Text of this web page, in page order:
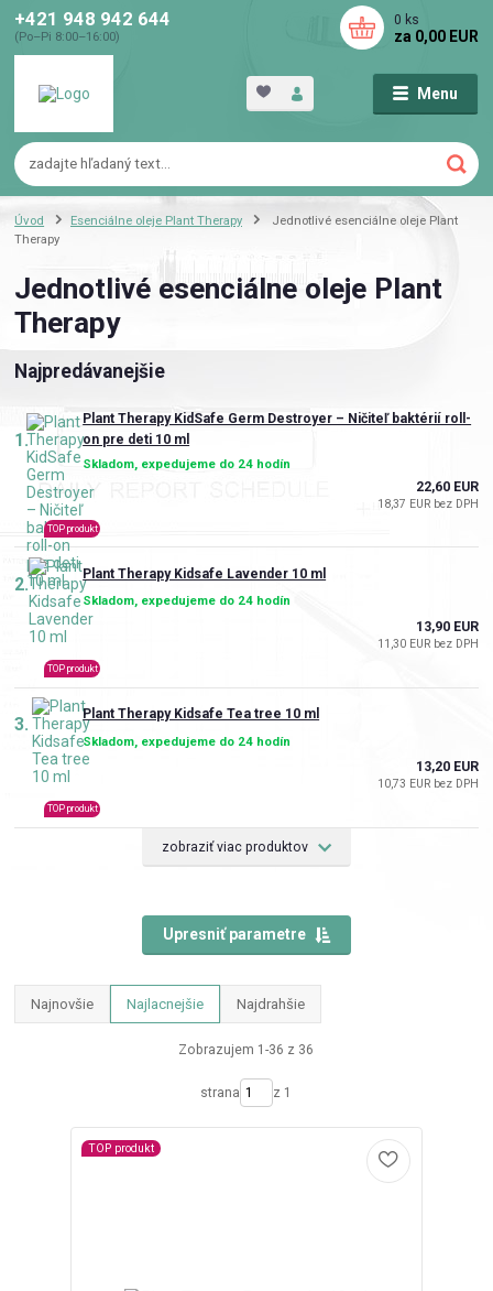
Menu
+421 948 942 644
(Po–Pi 8:00–16:00)
0 ks
za 0,00 EUR
Úvod Esenciálne oleje Plant Therapy
Jednotlivé esenciálne oleje Plant
Therapy
Jednotlivé esenciálne oleje Plant
Therapy
Najpredávanejšie
1.
Plant Therapy KidSafe Germ Destroyer – Ničiteľ baktérií roll-
on pre deti 10 ml
Skladom, expedujeme do 24 hodín
TOP produkt
22,60 EUR
18,37 EUR bez DPH
2.
Plant Therapy Kidsafe Lavender 10 ml
Skladom, expedujeme do 24 hodín
TOP produkt
13,90 EUR
11,30 EUR bez DPH
3.
Plant Therapy Kidsafe Tea tree 10 ml
Skladom, expedujeme do 24 hodín
TOP produkt
13,20 EUR
10,73 EUR bez DPH
zobraziť viac produktov
Upresniť parametre
Najnovšie Najlacnejšie Najdrahšie
Zobrazujem 1-36 z 36
strana z 1
TOP produkt